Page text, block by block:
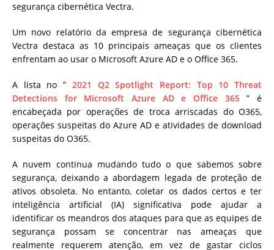
segurança cibernética Vectra.
Um novo relatório da empresa de segurança cibernética
Vectra destaca as 10 principais ameaças que os clientes
enfrentam ao usar o Microsoft Azure AD e o Office 365.
A lista no ” 2021 Q2 Spotlight Report: Top 10 Threat
Detections for Microsoft Azure AD e Office 365” é
encabeçada por operações de troca arriscadas do O365,
operações suspeitas do Azure AD e atividades de download
suspeitas do O365.
A nuvem continua mudando tudo o que sabemos sobre
segurança, deixando a abordagem legada de proteção de
ativos obsoleta. No entanto, coletar os dados certos e ter
inteligência artificial (IA) significativa pode ajudar a
identificar os meandros dos ataques para que as equipes de
segurança possam se concentrar nas ameaças que
realmente requerem atenção, em vez de gastar ciclos